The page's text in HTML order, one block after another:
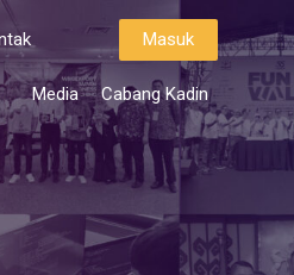
Masuk
Media Cabang Kadin